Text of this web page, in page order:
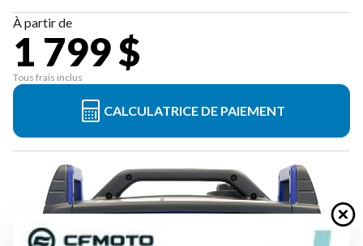
À partir de
1 799 $
Tous frais inclus
CALCULATRICE DE PAIEMENT